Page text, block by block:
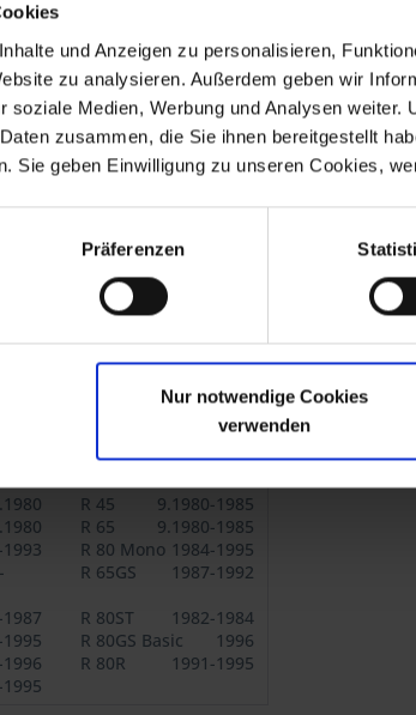
und Anzeigen zu personalisieren,
zu analysieren. Außerdem geben wir
soziale Medien, Werbung und Analysen weiter.
zusammen, die Sie ihnen bereitgestellt
Sie geben Einwilligung zu unseren Cookies,
Präferenzen
Nur notwendige Cookies
verwenden
etwas Öl. Wir führen und empfehlen das Öl,
Boxer Modelle
/ 11-42-1-337-575
1976-1977
R 80
9.1980-1984
R 100
9.1980-1984
R 45
9.1980-1985
R 65
9.1980-1985
R 80 Mono 1984-1995
R 65GS
1987-1992
R 80ST
1982-1984
R 80GS Basic
1996
R 80R
1991-1995